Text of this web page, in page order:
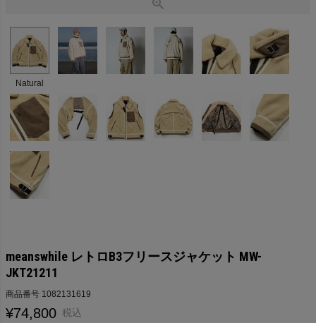
Natural
meanswhile レトロB3フリースジャケット MW-
JKT21211
商品番号 1082131619
¥74,800 税込